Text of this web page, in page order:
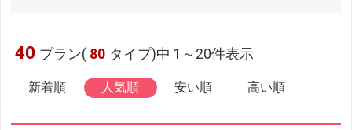
40 プラン( 80 タイプ)中 1～20件表示
新着順 人気順 安い順 高い順